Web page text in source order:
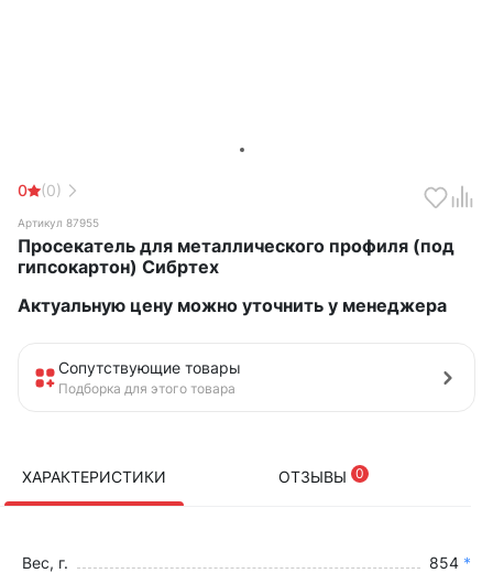
0 (0)
Артикул 87955
Просекатель для металлического профиля (под
гипсокартон) Сибртех
Актуальную цену можно уточнить у менеджера
Сопутствующие товары
Подборка для этого товара
ХАРАКТЕРИСТИКИ ОТЗЫВЫ 0
Вес, г. 854 *